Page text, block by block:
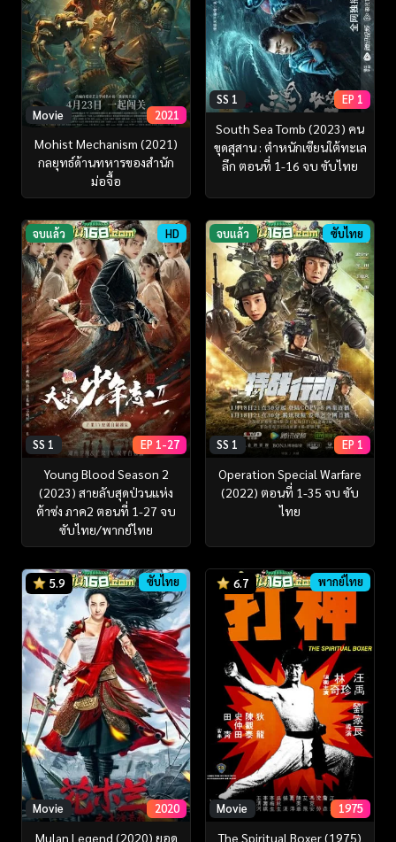
Movie 2021
Mohist Mechanism (2021)
กลยุทธ์ด้านทหารของสำนัก
ม่อจื้อ
SS 1 EP 1
South Sea Tomb (2023) คน
ขุดสุสาน : ตำหนักเซียนใต้ทะเล
ลึก ตอนที่ 1-16 จบ ซับไทย
จบแล้ว HD
SS 1 EP 1-27
Young Blood Season 2
(2023) สายลับสุดป่วนแห่ง
ต้าซ่ง ภาค2 ตอนที่ 1-27 จบ
ซับไทย/พากย์ไทย
จบแล้ว ซับไทย
SS 1 EP 1
Operation Special Warfare
(2022) ตอนที่ 1-35 จบ ซับ
ไทย
5.9 ซับไทย
Movie 2020
Mulan Legend (2020) ยอด
6.7 พากย์ไทย
Movie 1975
The Spiritual Boxer (1975)